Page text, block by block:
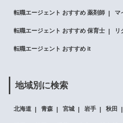
転職エージェント おすすめ 薬剤師 マ
転職エージェント おすすめ 保育士 リ
転職エージェント おすすめ it
地域別に検索
北海道 青森 宮城 岩手 秋田